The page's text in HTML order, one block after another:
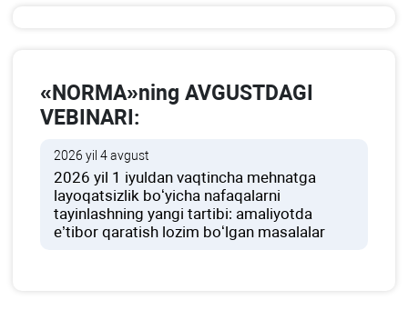
«NORMA»ning AVGUSTDAGI
VEBINARI:
2026 yil 4 avgust
2026 yil 1 iyuldan vaqtincha mehnatga
layoqatsizlik boʻyicha nafaqalarni
tayinlashning yangi tartibi: amaliyotda
e’tibor qaratish lozim boʻlgan masalalar